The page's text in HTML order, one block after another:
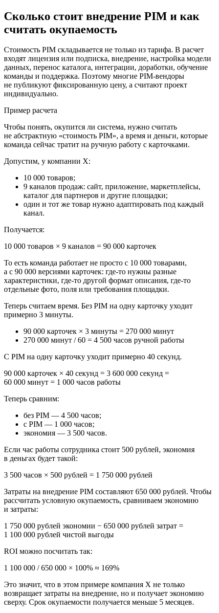
Сколько стоит внедрение PIM и как
считать окупаемость
Стоимость PIM складывается не только из тарифа. В расчет
входят лицензия или подписка, внедрение, настройка модели
данных, перенос каталога, интеграции, доработки, обучение
команды и поддержка. Поэтому многие PIM-вендоры
не публикуют фиксированную цену, а считают проект
индивидуально.
Пример расчета
Чтобы понять, окупится ли система, нужно считать
не абстрактную «стоимость PIM», а время и деньги, которые
команда сейчас тратит на ручную работу с карточками.
Допустим, у компании X:
10 000 товаров;
9 каналов продаж: сайт, приложение, маркетплейсы,
каталог для партнеров и другие площадки;
один и тот же товар нужно адаптировать под каждый
канал.
Получается:
10 000 товаров × 9 каналов = 90 000 карточек
То есть команда работает не просто с 10 000 товарами,
а с 90 000 версиями карточек: где-то нужны разные
характеристики, где-то другой формат описания, где-то
отдельные фото, поля или требования площадки.
Теперь считаем время. Без PIM на одну карточку уходит
примерно 3 минуты.
90 000 карточек × 3 минуты = 270 000 минут
270 000 минут / 60 = 4 500 часов ручной работы
С PIM на одну карточку уходит примерно 40 секунд.
90 000 карточек × 40 секунд = 3 600 000 секунд =
60 000 минут = 1 000 часов работы
Теперь сравним:
без PIM — 4 500 часов;
с PIM — 1 000 часов;
экономия — 3 500 часов.
Если час работы сотрудника стоит 500 рублей, экономия
в деньгах будет такой:
3 500 часов × 500 рублей = 1 750 000 рублей
Затраты на внедрение PIM составляют 650 000 рублей. Чтобы
рассчитать условную окупаемость, сравниваем экономию
и затраты:
1 750 000 рублей экономии − 650 000 рублей затрат =
1 100 000 рублей чистой выгоды
ROI можно посчитать так:
1 100 000 / 650 000 × 100% ≈ 169%
Это значит, что в этом примере компания X не только
возвращает затраты на внедрение, но и получает экономию
сверху. Срок окупаемости получается меньше 5 месяцев.